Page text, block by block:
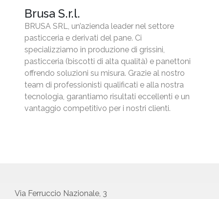
Brusa S.r.l.
BRUSA SRL, un’azienda leader nel settore
pasticceria e derivati del pane. Ci
specializziamo in produzione di grissini,
pasticceria (biscotti di alta qualità) e panettoni
offrendo soluzioni su misura. Grazie al nostro
team di professionisti qualificati e alla nostra
tecnologia, garantiamo risultati eccellenti e un
vantaggio competitivo per i nostri clienti.
Via Ferruccio Nazionale, 3